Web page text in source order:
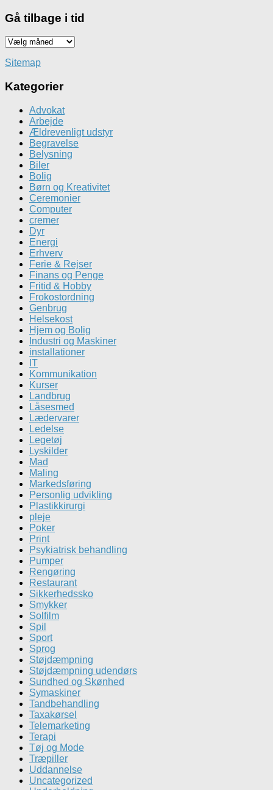
Gå tilbage i tid
Gå
iSitemap
Kategorier
Advokat
Arbejde
Ældrevenligt udstyr
Begravelse
Belysning
Biler
Bolig
Børn og Kreativitet
Ceremonier
Computer
cremer
Dyr
Energi
Erhverv
Ferie & Rejser
Finans og Penge
Fritid & Hobby
Frokostordning
Genbrug
Helsekost
Hjem og Bolig
Industri og Maskiner
installationer
IT
Kommunikation
Kurser
Landbrug
Låsesmed
Lædervarer
Ledelse
Legetøj
Lyskilder
Mad
Maling
Markedsføring
Personlig udvikling
Plastikkirurgi
pleje
Poker
Print
Psykiatrisk behandling
Pumper
Rengøring
Restaurant
Sikkerhedssko
Smykker
Solfilm
Spil
Sport
Sprog
Støjdæmpning
Støjdæmpning udendørs
Sundhed og Skønhed
Symaskiner
Tandbehandling
Taxakørsel
Telemarketing
Terapi
Tøj og Mode
Træpiller
Uddannelse
Uncategorized